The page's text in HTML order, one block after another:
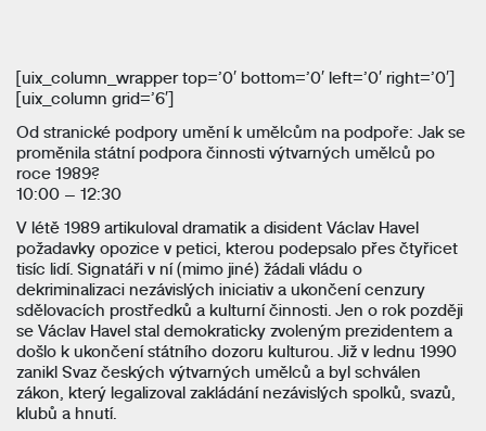
[uix_column_wrapper top=’0′ bottom=’0′ left=’0′ right=’0′]
[uix_column grid=’6′]
Od stranické podpory umění k umělcům na podpoře: Jak se
proměnila státní podpora činnosti výtvarných umělců po
roce 1989?
10:00 – 12:30
V létě 1989 artikuloval dramatik a disident Václav Havel
požadavky opozice v petici, kterou podepsalo přes čtyřicet
tisíc lidí. Signatáři v ní (mimo jiné) žádali vládu o
dekriminalizaci nezávislých iniciativ a ukončení cenzury
sdělovacích prostředků a kulturní činnosti. Jen o rok později
se Václav Havel stal demokraticky zvoleným prezidentem a
došlo k ukončení státního dozoru kulturou. Již v lednu 1990
zanikl Svaz českých výtvarných umělců a byl schválen
zákon, který legalizoval zakládání nezávislých spolků, svazů,
klubů a hnutí.